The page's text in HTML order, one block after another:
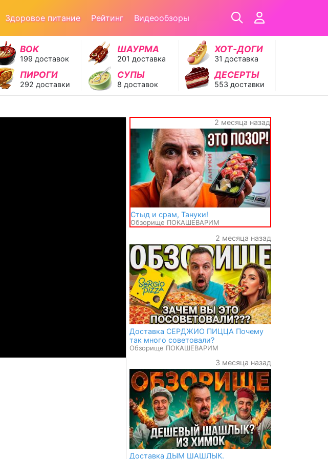
Здоровое питание Рейтинг Видеообзоры
ВОК
199 доставок
ШАУРМА
201 доставка
ХОТ‑ДОГИ
31 доставка
ПИРОГИ
292 доставки
СУПЫ
8 доставок
ДЕСЕРТЫ
553 доставки
2 месяца назад
Стыд и срам, Тануки!
Обзорище ПОКАШЕВАРИМ
2 месяца назад
Доставка СЕРДЖИО ПИЦЦА Почему
так много советовали?
Обзорище ПОКАШЕВАРИМ
3 месяца назад
Доставка ДЫМ ШАШЛЫК.